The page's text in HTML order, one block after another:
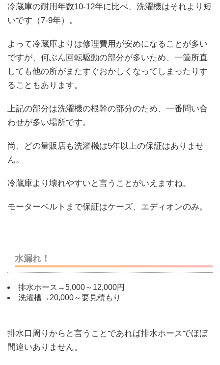
冷蔵庫の耐用年数10-12年に比べ、洗濯機はそれより短
いです（7-9年）。
よって冷蔵庫よりは修理費用が安めになることが多い
ですが、何ぶん回転駆動の部分が多いため、一箇所直
しても他の所がまたすぐおかしくなってしまったりす
ることもあります。
上記の部分は洗濯機の根幹の部分のため、一番問い合
わせが多い場所です。
尚、どの量販店も洗濯機は5年以上の保証はありませ
ん。
冷蔵庫より壊れやすいと言うことがいえますね。
モーターベルトまで保証はケーズ、エディオンのみ。
水漏れ！
排水ホース→5,000～12,000円
洗濯槽→20,000～要見積もり
排水口周りからと言うことであれば排水ホースでほぼ
間違いありません。